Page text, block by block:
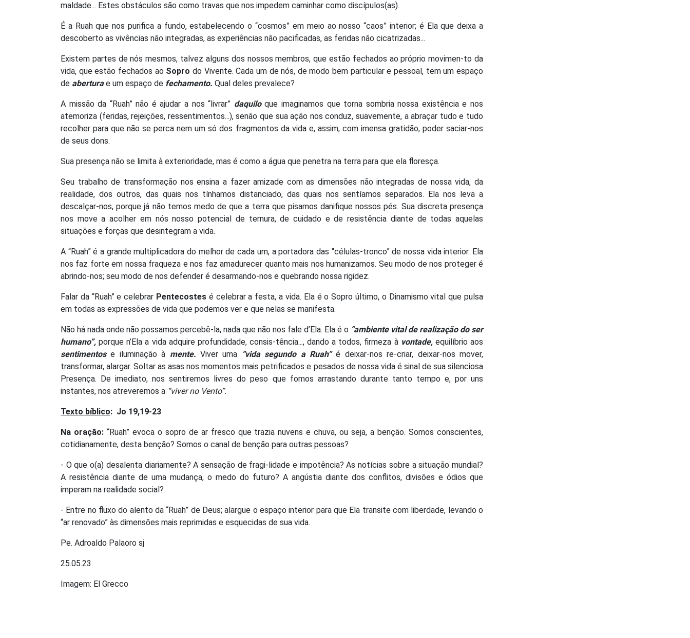
maldade... Estes obstáculos são como travas que nos impedem caminhar como discípulos(as).
É a Ruah que nos purifica a fundo, estabelecendo o “cosmos” em meio ao nosso “caos” interior; é Ela que deixa a
descoberto as vivências não integradas, as experiências não pacificadas, as feridas não cicatrizadas...
Existem partes de nós mesmos, talvez alguns dos nossos membros, que estão fechados ao próprio movimen-to da
vida, que estão fechados ao Sopro do Vivente. Cada um de nós, de modo bem particular e pessoal, tem um espaço
de aberturae um espaço de fechamento. Qual deles prevalece?
A missão da “Ruah” não é ajudar a nos “livrar” daquiloque imaginamos que torna sombria nossa existência e nos
atemoriza (feridas, rejeições, ressentimentos...), senão que sua ação nos conduz, suavemente, a abraçar tudo e tudo
recolher para que não se perca nem um só dos fragmentos da vida e, assim, com imensa gratidão, poder saciar-nos
de seus dons.
Sua presença não se limita à exterioridade, mas é como a água que penetra na terra para que ela floresça.
Seu trabalho de transformação nos ensina a fazer amizade com as dimensões não integradas de nossa vida, da
realidade, dos outros, das quais nos tínhamos distanciado, das quais nos sentíamos separados. Ela nos leva a
descalçar-nos, porque já não temos medo de que a terra que pisamos danifique nossos pés. Sua discreta presença
nos move a acolher em nós nosso potencial de ternura, de cuidado e de resistência diante de todas aquelas
situações e forças que desintegram a vida.
A “Ruah” é a grande multiplicadora do melhor de cada um, a portadora das “células-tronco” de nossa vida interior. Ela
nos faz forte em nossa fraqueza e nos faz amadurecer quanto mais nos humanizamos. Seu modo de nos proteger é
abrindo-nos; seu modo de nos defender é desarmando-nos e quebrando nossa rigidez.
Falar da “Ruah” e celebrar Pentecostes é celebrar a festa, a vida. Ela é o Sopro último, o Dinamismo vital que pulsa
em todas as expressões de vida que podemos ver e que nelas se manifesta.
Não há nada onde não possamos percebê-la, nada que não nos fale d’Ela. Ela é o “ambiente vital de realização do ser
humano”,porque n’Ela a vida adquire profundidade, consis-tência..., dando a todos, firmeza à vontade, equilíbrio aos
sentimentose iluminação à mente.Viver uma “vida segundo a Ruah”é deixar-nos re-criar, deixar-nos mover,
transformar, alargar. Soltar as asas nos momentos mais petrificados e pesados de nossa vida é sinal de sua silenciosa
Presença. De imediato, nos sentiremos livres do peso que fomos arrastando durante tanto tempo e, por uns
instantes, nos atreveremos a “viver no Vento”.
Texto bíblico: Jo 19,19-23
Na oração: “Ruah” evoca o sopro de ar fresco que trazia nuvens e chuva, ou seja, a benção. Somos conscientes,
cotidianamente, desta benção? Somos o canal de benção para outras pessoas?
- O que o(a) desalenta diariamente? A sensação de fragi-lidade e impotência? As notícias sobre a situação mundial?
A resistência diante de uma mudança, o medo do futuro? A angústia diante dos conflitos, divisões e ódios que
imperam na realidade social?
- Entre no fluxo do alento da “Ruah” de Deus; alargue o espaço interior para que Ela transite com liberdade, levando o
“ar renovado” às dimensões mais reprimidas e esquecidas de sua vida.
Pe. Adroaldo Palaoro sj
25.05.23
Imagem: El Grecco